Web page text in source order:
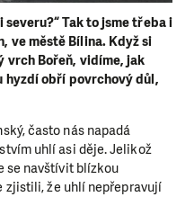
Tak to jsme třeba i
ve městě Bílina. Když si
vrch Bořeň, vidíme, jak
hyzdí obří povrchový důl,
často nás napadá
uhlí asi děje. Jelikož
se navštívit blízkou
zjistili, že uhlí nepřepravují